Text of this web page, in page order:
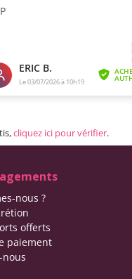
cliquez ici pour vérifier.
nous ?
offerts
paiement
nous